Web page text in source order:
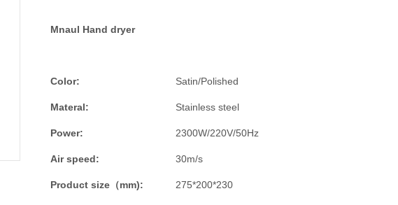
Mnaul Hand dryer
Color: Satin/Polished
Materal: Stainless steel
Power: 2300W/220V/50Hz
Air speed: 30m/s
Product size（mm): 275*200*230